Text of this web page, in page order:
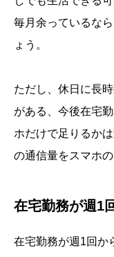
毎月余っているな
ょう。
ただし、休日に長
がある、今後在宅
ホだけで足りるか
の通信量をスマホ
在宅勤務が週1
在宅勤務が週1回か